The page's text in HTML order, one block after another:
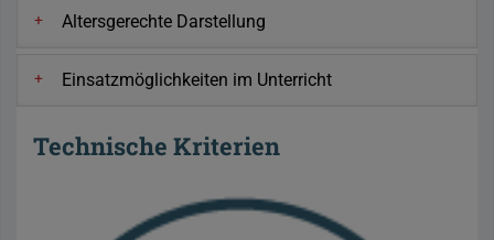
Altersgerechte Darstellung
Einsatzmöglichkeiten im Unterricht
Technische Kriterien